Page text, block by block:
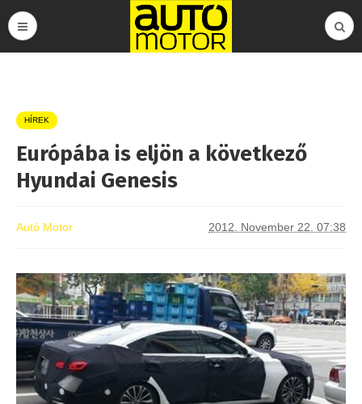
HÍREK
Európába is eljön a következő
Hyundai Genesis
Autó Motor 2012. November 22. 07:38